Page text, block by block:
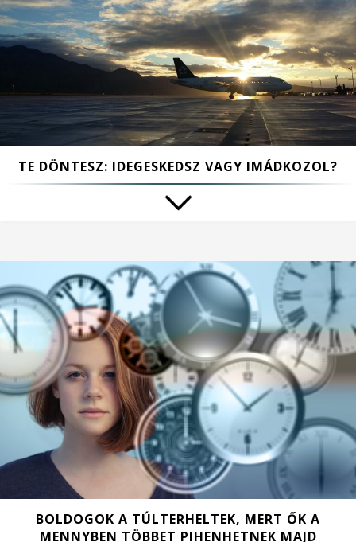
TE DÖNTESZ: IDEGESKEDSZ VAGY IMÁDKOZOL?
BOLDOGOK A TÚLTERHELTEK, MERT ŐK A
MENNYBEN TÖBBET PIHENHETNEK MAJD